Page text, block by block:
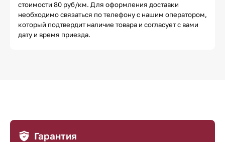
стоимости 80 руб/км. Для оформления доставки
необходимо связаться по телефону с нашим оператором,
который подтвердит наличие товара и согласует с вами
дату и время приезда.
Гарантия